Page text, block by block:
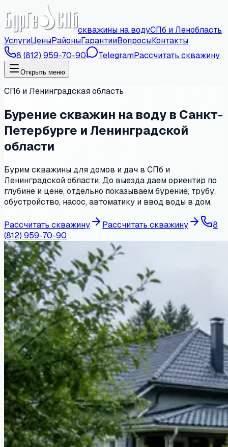
скважины на водуСПб и Ленобласть
УслугиЦеныРайоныГарантииВопросыКонтакты
8 (812) 959-70-90
TelegramРассчитать скважину
Открыть меню
СПб и Ленинградская область
Бурение скважин на воду в Санкт-
Петербурге и Ленинградской
области
Бурим скважины для домов и дач в СПб и
Ленинградской области. До выезда даем ориентир по
глубине и цене, отдельно показываем бурение, трубу,
обустройство, насос, автоматику и ввод воды в дом.
Рассчитать скважину Рассчитать скважину
8
(812) 959-70-90